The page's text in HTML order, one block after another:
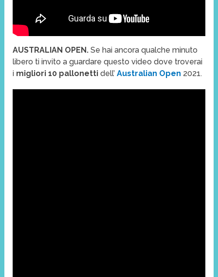
AUSTRALIAN OPEN.Se hai ancora qualche minuto
libero ti invito a guardare questo video dove troverai
i migliori 10 pallonettidell’Australian Open 2021.